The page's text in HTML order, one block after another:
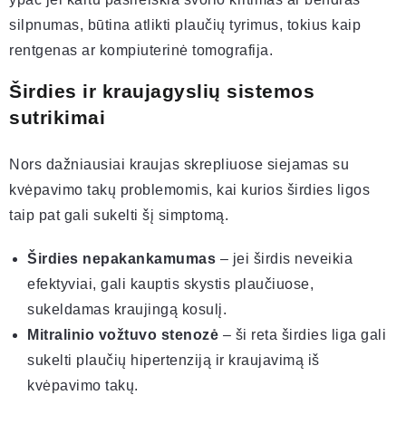
silpnumas, būtina atlikti plaučių tyrimus, tokius kaip
rentgenas ar kompiuterinė tomografija.
Širdies ir kraujagyslių sistemos
sutrikimai
Nors dažniausiai kraujas skrepliuose siejamas su
kvėpavimo takų problemomis, kai kurios širdies ligos
taip pat gali sukelti šį simptomą.
Širdies nepakankamumas – jei širdis neveikia
efektyviai, gali kauptis skystis plaučiuose,
sukeldamas kraujingą kosulį.
Mitralinio vožtuvo stenozė – ši reta širdies liga gali
sukelti plaučių hipertenziją ir kraujavimą iš
kvėpavimo takų.